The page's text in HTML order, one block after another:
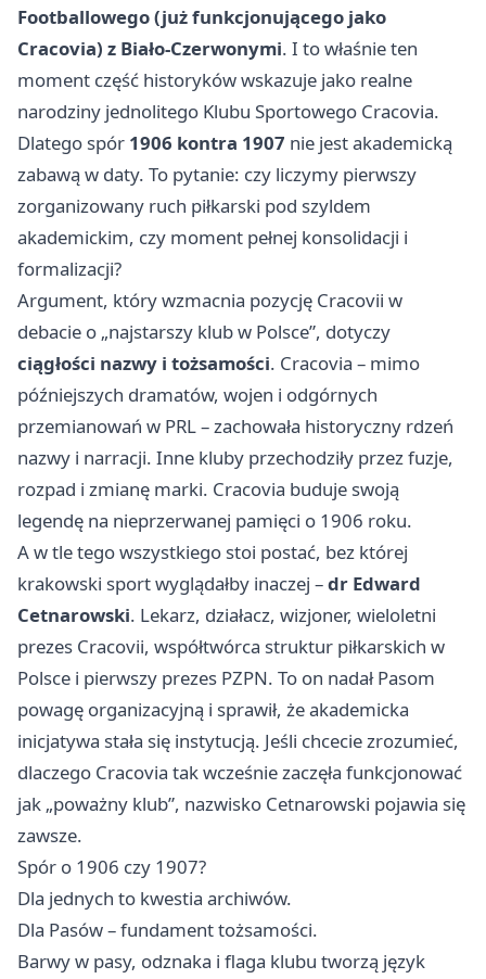
Footballowego (już funkcjonującego jako
Cracovia) z Biało-Czerwonymi. I to właśnie ten
moment część historyków wskazuje jako realne
narodziny jednolitego Klubu Sportowego Cracovia.
Dlatego spór 1906 kontra 1907 nie jest akademicką
zabawą w daty. To pytanie: czy liczymy pierwszy
zorganizowany ruch piłkarski pod szyldem
akademickim, czy moment pełnej konsolidacji i
formalizacji?
Argument, który wzmacnia pozycję Cracovii w
debacie o „najstarszy klub w Polsce”, dotyczy
ciągłości nazwy i tożsamości. Cracovia – mimo
późniejszych dramatów, wojen i odgórnych
przemianowań w PRL – zachowała historyczny rdzeń
nazwy i narracji. Inne kluby przechodziły przez fuzje,
rozpad i zmianę marki. Cracovia buduje swoją
legendę na nieprzerwanej pamięci o 1906 roku.
A w tle tego wszystkiego stoi postać, bez której
krakowski sport wyglądałby inaczej –dr Edward
Cetnarowski. Lekarz, działacz, wizjoner, wieloletni
prezes Cracovii, współtwórca struktur piłkarskich w
Polsce i pierwszy prezes PZPN. To on nadał Pasom
powagę organizacyjną i sprawił, że akademicka
inicjatywa stała się instytucją. Jeśli chcecie zrozumieć,
dlaczego Cracovia tak wcześnie zaczęła funkcjonować
jak „poważny klub”, nazwisko Cetnarowski pojawia się
zawsze.
Spór o 1906 czy 1907?
Dla jednych to kwestia archiwów.
Dla Pasów – fundament tożsamości.
Barwy w pasy, odznaka i flaga klubu tworzą język